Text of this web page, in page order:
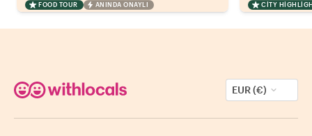
FOOD TOUR ANINDA ONAYLI CITY
EUR (€)